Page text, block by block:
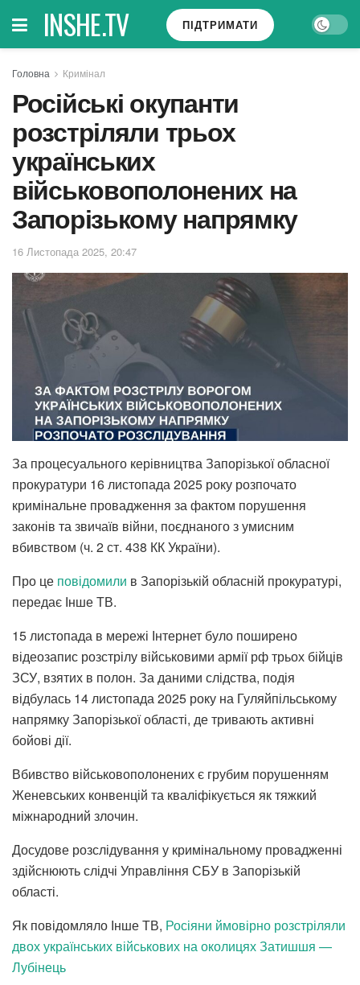
INSHE.TV ПІДТРИМАТИ
Головна Кримінал
Російські окупанти
розстріляли трьох
українських
військовополонених на
Запорізькому напрямку
16 Листопада 2025, 20:47
За процесуального керівництва Запорізької обласної
прокуратури 16 листопада 2025 року розпочато
кримінальне провадження за фактом порушення
законів та звичаїв війни, поєднаного з умисним
вбивством (ч. 2 ст. 438 КК України).
Про це повідомили в Запорізькій обласній прокуратурі,
передає Інше ТВ.
15 листопада в мережі Інтернет було поширено
відеозапис розстрілу військовими армії рф трьох бійців
ЗСУ, взятих в полон. За даними слідства, подія
відбулась 14 листопада 2025 року на Гуляйпільському
напрямку Запорізької області, де тривають активні
бойові дії.
Вбивство військовополонених є грубим порушенням
Женевських конвенцій та кваліфікується як тяжкий
міжнародний злочин.
Досудове розслідування у кримінальному провадженні
здійснюють слідчі Управління СБУ в Запорізькій
області.
Як повідомляло Інше ТВ, Росіяни ймовірно розстріляли
двох українських військових на околицях Затишшя —
Лубінець